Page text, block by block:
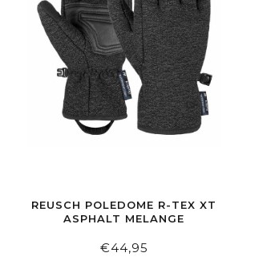
REUSCH POLEDOME R-TEX XT
ASPHALT MELANGE
€44,95